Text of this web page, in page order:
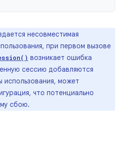
несовместимая
при первом вызове
возникает ошибка
сессию добавляются
использования, может
что потенциально
сбою.